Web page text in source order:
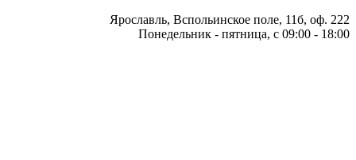
Ярославль, Вспольинское поле, 11б, оф. 222
Понедельник - пятница, с 09:00 - 18:00